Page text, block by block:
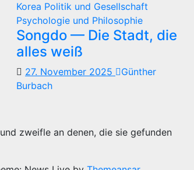
Korea Politik und Gesellschaft
Psychologie und Philosophie
Songdo — Die Stadt, die
alles weiß
27. November 2025
Günther
Burbach
zweifle an denen, die sie gefunden